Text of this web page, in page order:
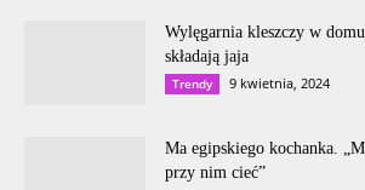
Wylęgarnia kleszczy w
składają jaja
Trendy 9 kwietnia, 2024
Ma egipskiego kochanka.
przy nim cieć”